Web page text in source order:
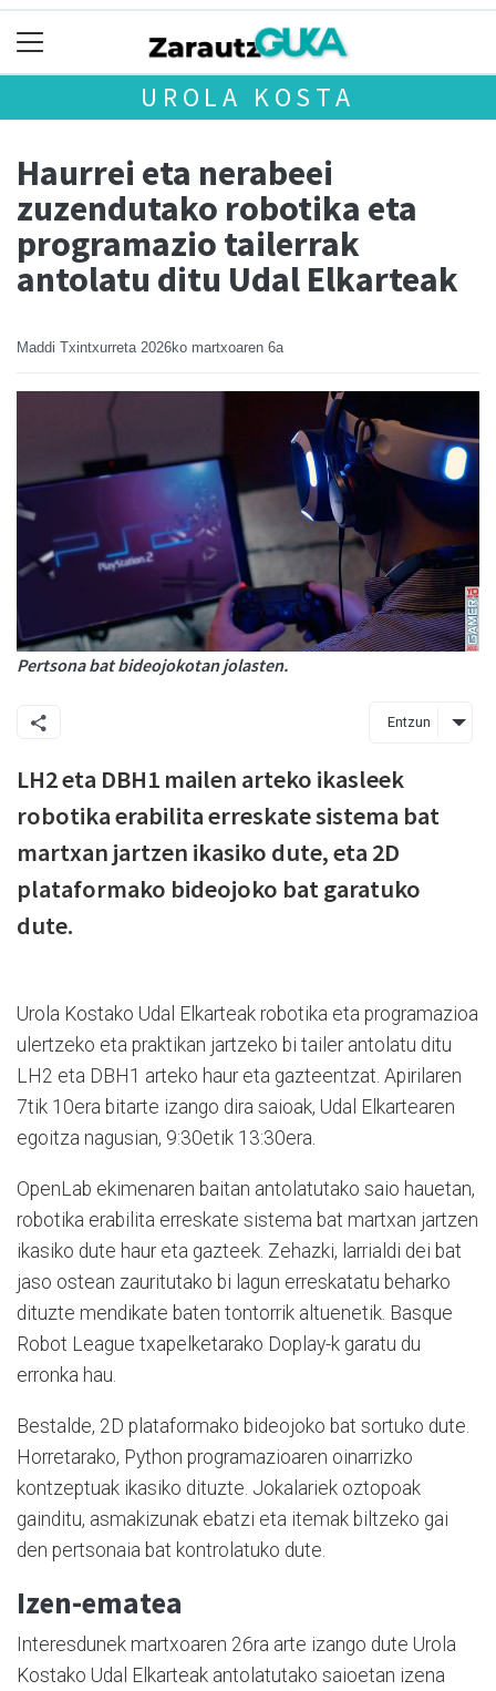
UROLA KOSTA
Haurrei eta nerabeei
zuzendutako robotika eta
programazio tailerrak
antolatu ditu Udal Elkarteak
Maddi Txintxurreta 2026ko martxoaren 6a
Pertsona bat bideojokotan jolasten.
Entzun
LH2 eta DBH1 mailen arteko ikasleek
robotika erabilita erreskate sistema bat
martxan jartzen ikasiko dute, eta 2D
plataformako bideojoko bat garatuko
dute.
Urola Kostako Udal Elkarteak robotika eta programazioa
ulertzeko eta praktikan jartzeko bi tailer antolatu ditu
LH2 eta DBH1 arteko haur eta gazteentzat. Apirilaren
7tik 10era bitarte izango dira saioak, Udal Elkartearen
egoitza nagusian, 9:30etik 13:30era.
OpenLab ekimenaren baitan antolatutako saio hauetan,
robotika erabilita erreskate sistema bat martxan jartzen
ikasiko dute haur eta gazteek. Zehazki, larrialdi dei bat
jaso ostean zauritutako bi lagun erreskatatu beharko
dituzte mendikate baten tontorrik altuenetik. Basque
Robot League txapelketarako Doplay-k garatu du
erronka hau.
Bestalde, 2D plataformako bideojoko bat sortuko dute.
Horretarako, Python programazioaren oinarrizko
kontzeptuak ikasiko dituzte. Jokalariek oztopoak
gainditu, asmakizunak ebatzi eta itemak biltzeko gai
den pertsonaia bat kontrolatuko dute.
Izen-ematea
Interesdunek martxoaren 26ra arte izango dute Urola
Kostako Udal Elkarteak antolatutako saioetan izena